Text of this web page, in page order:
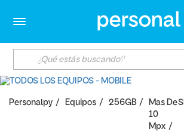
Personalpy Equipos 256GB
Mas De
10
Mpx
SI